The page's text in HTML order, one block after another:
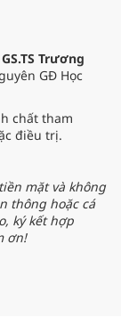
Trương
GĐ Học
chất tham
điều trị.
mặt và không
thông hoặc cá
ký kết hợp
ơn!